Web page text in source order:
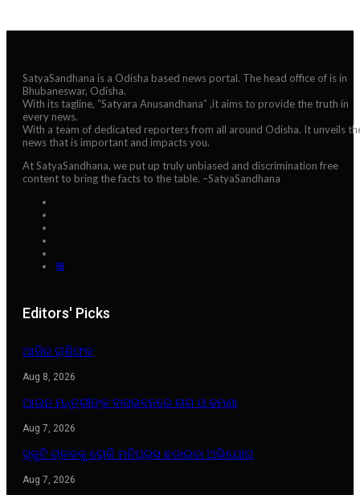
SatyaSandhana is a Odisha based news portal. The head office of is in
Bhubaneswar, Odisha.
With its tagline, “Satyara Anusandhana” ,it aims to provide the truth in
every news.
With a team of dedicated reporters from all around Odisha. It unveils
news that is important and impacts you.
At SatyaSandhana, we put up truly unbiased and discrimination free
content to bring the facts to the table. –SatyaSandhana
Editors' Picks
ଆଜିର ରାଶିଫଳ
Aug 8, 2026
ଆଇନ ମନ୍ତ୍ରୀଙ୍କ ବାସଭବନରେ ନାଗ ଓ ଢମଣା
Aug 7, 2026
ସ୍କୁଟି ଚାଳକକୁ ରୋକି ମନିପ୍ରସ ଛଡାଇବା ଅଭିଯୋଗ
Aug 7, 2026